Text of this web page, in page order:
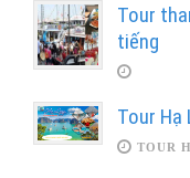
Tour
tiếng
Tour Hạ
TOUR